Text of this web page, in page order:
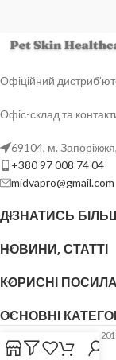
Офіційний
Офіс-склад та
69104, м.
+380 97 008 74 04
midvapro@gmail.com
ДІЗНАТИСЬ
НОВИНИ, СТАТТІ
КОРИСНІ
ОСНОВНІ